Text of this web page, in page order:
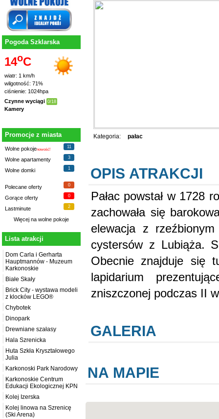
Pogoda Szklarska
14oC
wiatr: 1 km/h
wilgotność: 71%
ciśnienie: 1024hpa
Czynne wyciągi 0/18
Kamery
Promocje z miasta
Wolne pokojenowość!
11
Wolne apartamenty 3
Wolne domki 1
Polecane oferty 0
Gorące oferty 0
Lastminute 2
Więcej na wolne pokoje
Lista atrakcji
Dom Carla i Gerharta
Hauptmannów - Muzeum
Karkonoskie
Białe Skały
Brick City - wystawa modeli
z klocków LEGO®
Chybotek
Dinopark
Drewniane szałasy
Hala Szrenicka
Huta Szkła Kryształowego
Julia
Karkonoski Park Narodowy
Karkonoskie Centrum
Edukacji Ekologicznej KPN
Kolej Izerska
Kolej linowa na Szrenicę
(Ski Arena)
Kategoria: pałac
OPIS ATRAKCJI
Pałac powstał w 1728
zachowała się
elewacja z
cystersów z Lubiąża.
Obecnie znajduje się
lapidarium
zniszczonej podczas II
GALERIA
NA MAPIE